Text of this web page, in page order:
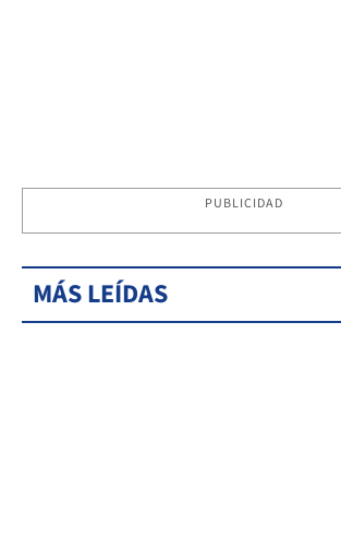
PUBLICIDAD
MÁS LEÍDAS